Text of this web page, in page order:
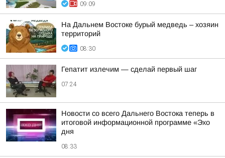
09:09
На Дальнем Востоке бурый медведь – хозяин
территорий
08:30
Гепатит излечим — сделай первый шаг
07:24
Новости со всего Дальнего Востока теперь в
итоговой информационной программе «Эхо
дня
08:33